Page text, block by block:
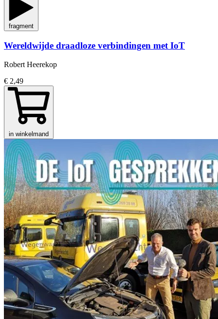
fragment
Wereldwijde draadloze verbindingen met IoT
Robert Heerekop
€ 2,49
in winkelmand